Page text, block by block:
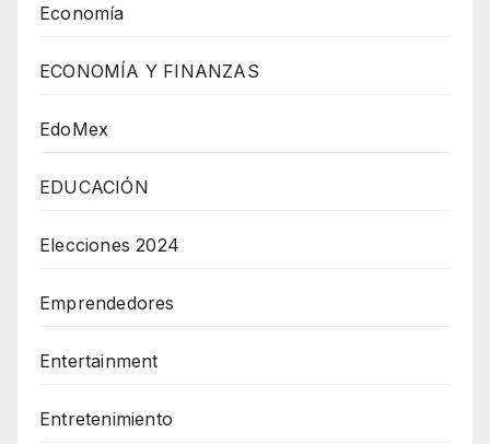
Economía
ECONOMÍA Y FINANZAS
EdoMex
EDUCACIÓN
Elecciones 2024
Emprendedores
Entertainment
Entretenimiento